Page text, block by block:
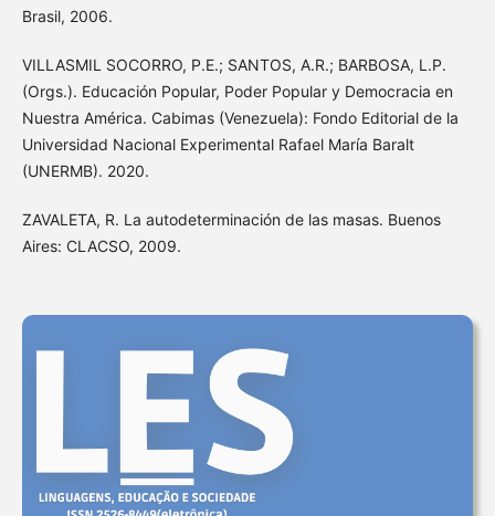
Brasil, 2006.
VILLASMIL SOCORRO, P.E.; SANTOS, A.R.; BARBOSA, L.P.
(Orgs.). Educación Popular, Poder Popular y Democracia en
Nuestra América. Cabimas (Venezuela): Fondo Editorial de la
Universidad Nacional Experimental Rafael María Baralt
(UNERMB). 2020.
ZAVALETA, R. La autodeterminación de las masas. Buenos
Aires: CLACSO, 2009.